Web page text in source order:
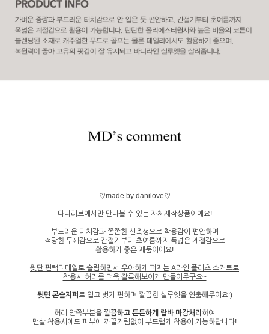
♡made by danilove♡
다니러브에서만 만나볼 수 있는 자체제작상품이에요!
부드러운 터치감과 쫀쫀한 신축성으로 착용감이 편안하며
적당한 두께감으로 간절기부터 초여름까지 폭넓은 계절감으로
활용하기 좋은 제품이에요!
윗단 핀턱디테일로 슬림하면서 우아하게 퍼지는 A라인 플리츠 스커트로
착용시 허리를 더욱 잘록해보이게 만들어주구요~
뒷면 콘솔지퍼로 입고 벗기 편하며 깔끔한 실루엣을 연출해주어요:)
허리 안쪽부분을 깔끔하고 튼튼하게 랍바 마감처리 하여
맨살 착용시에도 피부에 까끌거림없이 부드럽게 착용이 가능하답니다!